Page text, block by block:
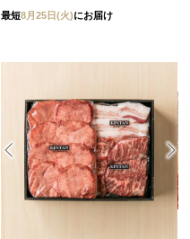
最短8月25日(火)にお届け